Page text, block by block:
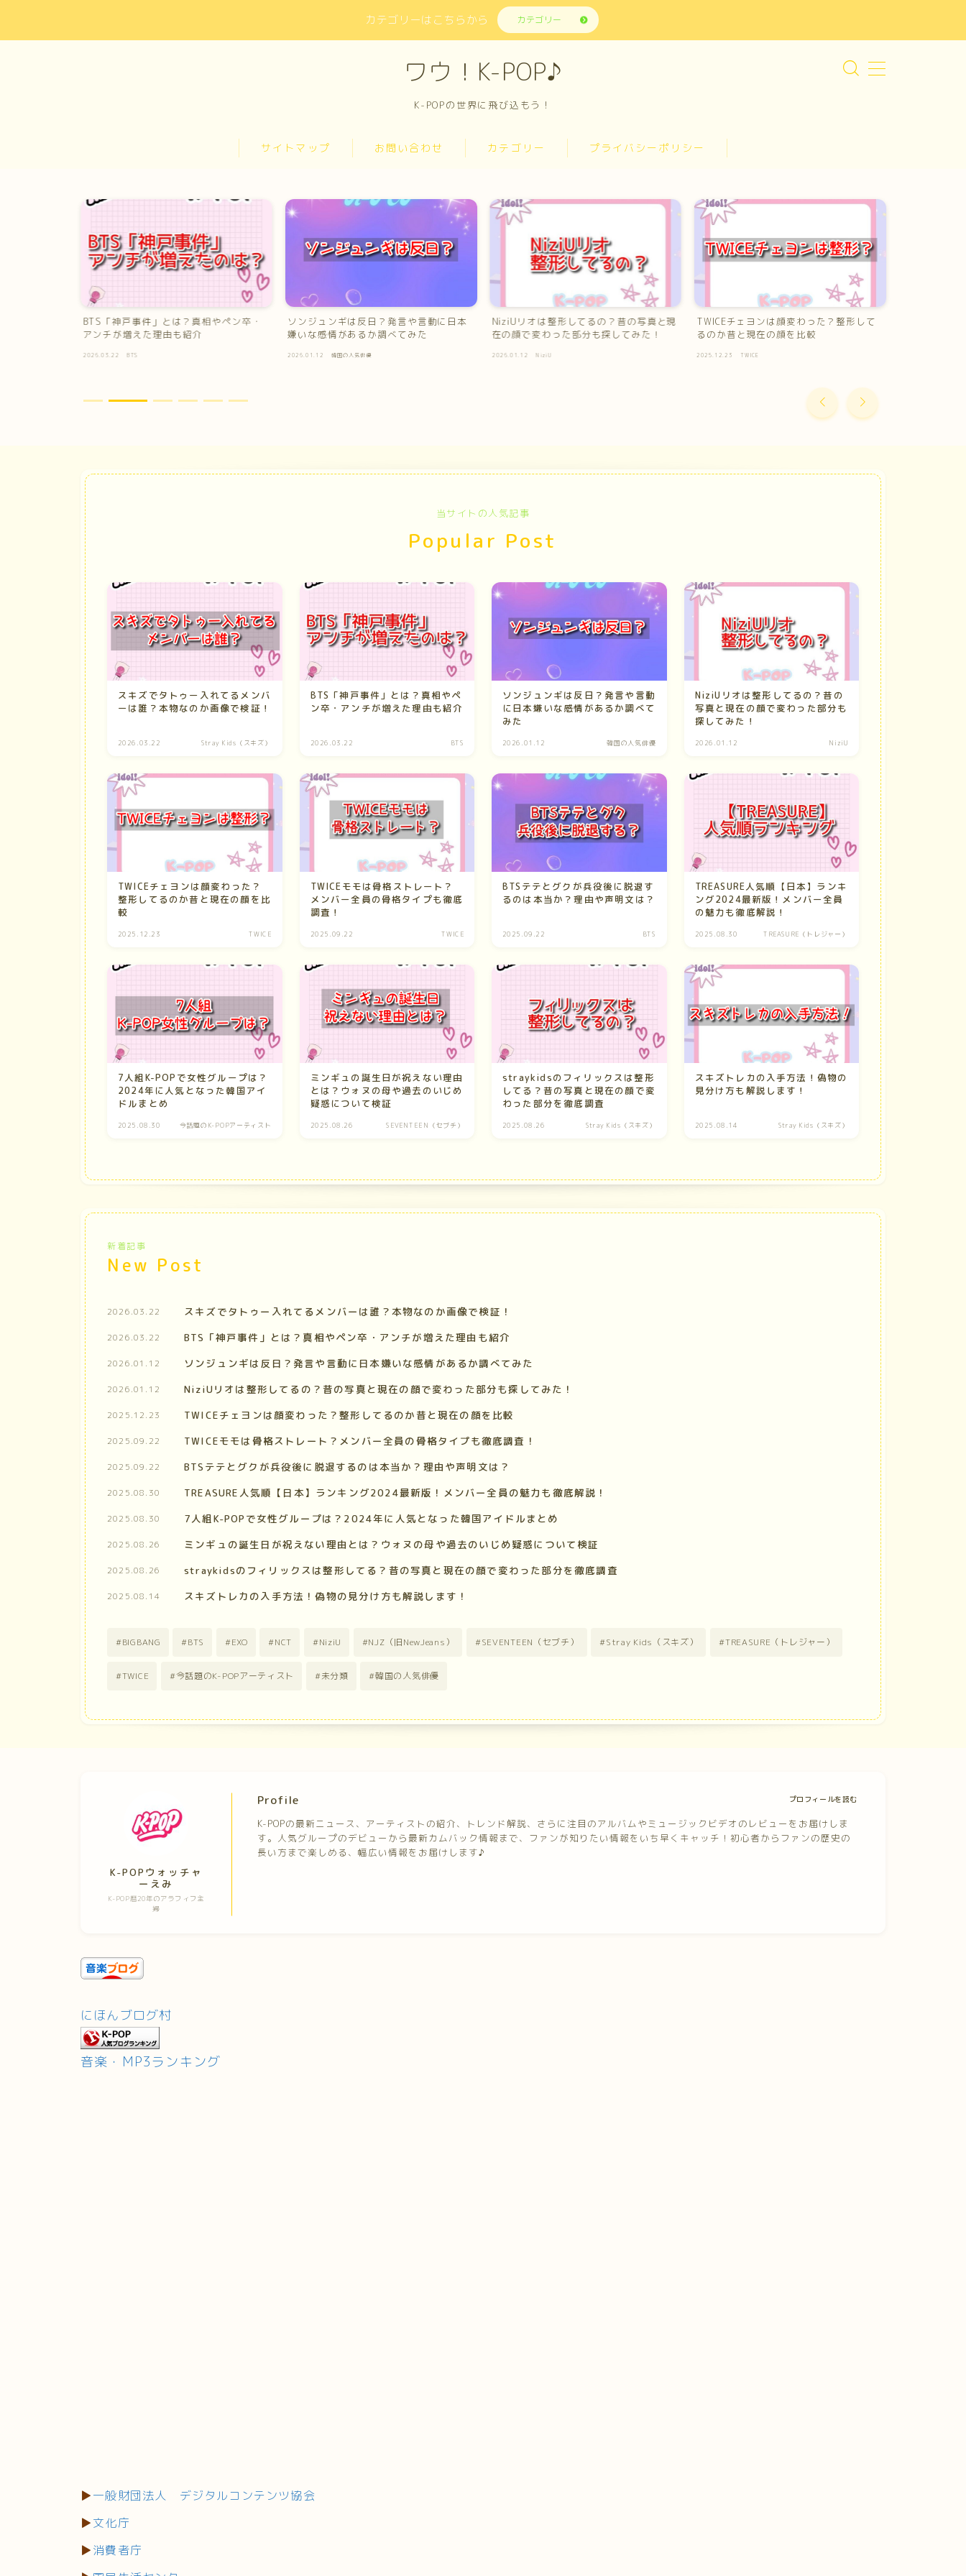
カテゴリーはこちらから カテゴリー
ワウ！K-POP♪
K-POPの世界に飛び込もう！
サイトマップ お問い合わせ カテゴリー プライバシーポリシー
プロフィール
メディアコンテンツポリシー
BTS「神戸事件」とは？真相やペン卒・
アンチが増えた理由も紹介
2026.03.22 BTS
ソンジュンギは反日？発言や言動に日本
嫌いな感情があるか調べてみた
2026.01.12 韓国の人気俳優
NiziUリオは整形してるの？昔の写真と現
在の顔で変わった部分も探してみた！
2026.01.12 NiziU
TWICEチェヨンは顔変わった？整形して
るのか昔と現在の顔を比較
2025.12.23 TWICE
当サイトの人気記事
Popular Post
スキズでタトゥー入れてるメンバ
ーは誰？本物なのか画像で検証！
2026.03.22 Stray Kids（スキズ）
BTS「神戸事件」とは？真相やペ
ン卒・アンチが増えた理由も紹介
2026.03.22 BTS
ソンジュンギは反日？発言や言動
に日本嫌いな感情があるか調べて
みた
2026.01.12 韓国の人気俳優
NiziUリオは整形してるの？昔の
写真と現在の顔で変わった部分も
探してみた！
2026.01.12 NiziU
TWICEチェヨンは顔変わった？
整形してるのか昔と現在の顔を比
較
2025.12.23 TWICE
TWICEモモは骨格ストレート？
メンバー全員の骨格タイプも徹底
調査！
2025.09.22 TWICE
BTSテテとグクが兵役後に脱退す
るのは本当か？理由や声明文は？
2025.09.22 BTS
TREASURE人気順【日本】ランキ
ング2024最新版！メンバー全員
の魅力も徹底解説！
2025.08.30 TREASURE（トレジャー）
7人組K-POPで女性グループは？
2024年に人気となった韓国アイ
ドルまとめ
2025.08.30 今話題のK-POPアーティスト
ミンギュの誕生日が祝えない理由
とは？ウォヌの母や過去のいじめ
疑惑について検証
2025.08.26 SEVENTEEN（セブチ）
straykidsのフィリックスは整形
してる？昔の写真と現在の顔で変
わった部分を徹底調査
2025.08.26 Stray Kids（スキズ）
スキズトレカの入手方法！偽物の
見分け方も解説します！
2025.08.14 Stray Kids（スキズ）
新着記事
New Post
スキズでタトゥー入れてるメンバーは誰？本物なのか画像で検証！
2026.03.22
BTS「神戸事件」とは？真相やペン卒・アンチが増えた理由も紹介
2026.03.22
ソンジュンギは反日？発言や言動に日本嫌いな感情があるか調べてみた
2026.01.12
NiziUリオは整形してるの？昔の写真と現在の顔で変わった部分も探してみた！
2026.01.12
TWICEチェヨンは顔変わった？整形してるのか昔と現在の顔を比較
2025.12.23
TWICEモモは骨格ストレート？メンバー全員の骨格タイプも徹底調査！
2025.09.22
BTSテテとグクが兵役後に脱退するのは本当か？理由や声明文は？
2025.09.22
TREASURE人気順【日本】ランキング2024最新版！メンバー全員の魅力も徹底解説！
2025.08.30
7人組K-POPで女性グループは？2024年に人気となった韓国アイドルまとめ
2025.08.30
ミンギュの誕生日が祝えない理由とは？ウォヌの母や過去のいじめ疑惑について検証
2025.08.26
straykidsのフィリックスは整形してる？昔の写真と現在の顔で変わった部分を徹底調査
2025.08.26
スキズトレカの入手方法！偽物の見分け方も解説します！
2025.08.14
BIGBANG BTS EXO NCT NiziU NJZ（旧NewJeans） SEVENTEEN（セブチ） Stray Kids（スキズ） TREASURE（トレジャー）
TWICE 今話題のK-POPアーティスト 未分類 韓国の人気俳優
K-POPウォッチャ
ーえみ
K-POP暦20年のアラフィフ主
婦
Profile
K-POPの最新ニュース、アーティストの紹介、トレンド解説、さらに注目のアルバムやミュージックビデオのレビューをお届けしま
す。人気グループのデビューから最新カムバック情報まで、ファンが知りたい情報をいち早くキャッチ！初心者からファンの歴史の
長い方まで楽しめる、幅広い情報をお届けします♪
プロフィールを読む
にほんブログ村
音楽・MP3ランキング
▶一般財団法人 デジタルコンテンツ協会
▶文化庁
▶消費者庁